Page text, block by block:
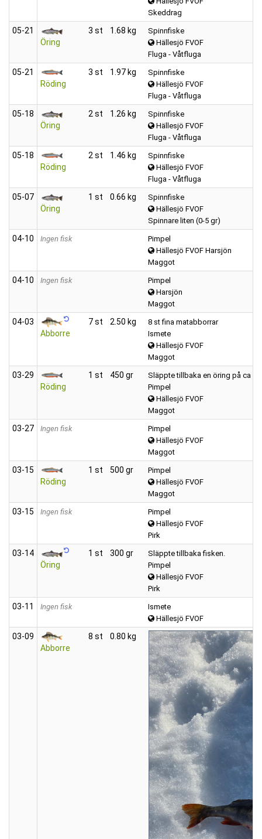
Skeddrag
05‑21
Öring
3 st 1.68 kg
Spinnfiske
Hällesjö FVOF
Fluga - Våtfluga
05‑21
Röding
3 st 1.97 kg
Spinnfiske
Hällesjö FVOF
Fluga - Våtfluga
05‑18
Öring
2 st 1.26 kg
Spinnfiske
Hällesjö FVOF
Fluga - Våtfluga
05‑18
Röding
2 st 1.46 kg
Spinnfiske
Hällesjö FVOF
Fluga - Våtfluga
05‑07
Öring
1 st 0.66 kg
Spinnfiske
Hällesjö FVOF
Spinnare liten (0-5 gr)
04‑10 Ingen fisk
Pimpel
Hällesjö FVOF Harsjön
Maggot
04‑10 Ingen fisk
Pimpel
Harsjön
Maggot
04‑03
Abborre
7 st 2.50 kg
8 st fina matabborrar
Ismete
Hällesjö FVOF
Maggot
03‑29
Röding
1 st 450 gr
Släppte tillbaka en öring på ca
Pimpel
Hällesjö FVOF
Maggot
03‑27 Ingen fisk
Pimpel
Hällesjö FVOF
Maggot
03‑15
Röding
1 st 500 gr
Pimpel
Hällesjö FVOF
Maggot
03‑15 Ingen fisk
Pimpel
Hällesjö FVOF
Pirk
03‑14
Öring
1 st 300 gr
Släppte tillbaka fisken.
Pimpel
Hällesjö FVOF
Pirk
03‑11 Ingen fisk
Ismete
Hällesjö FVOF
03‑09
Abborre
8 st 0.80 kg